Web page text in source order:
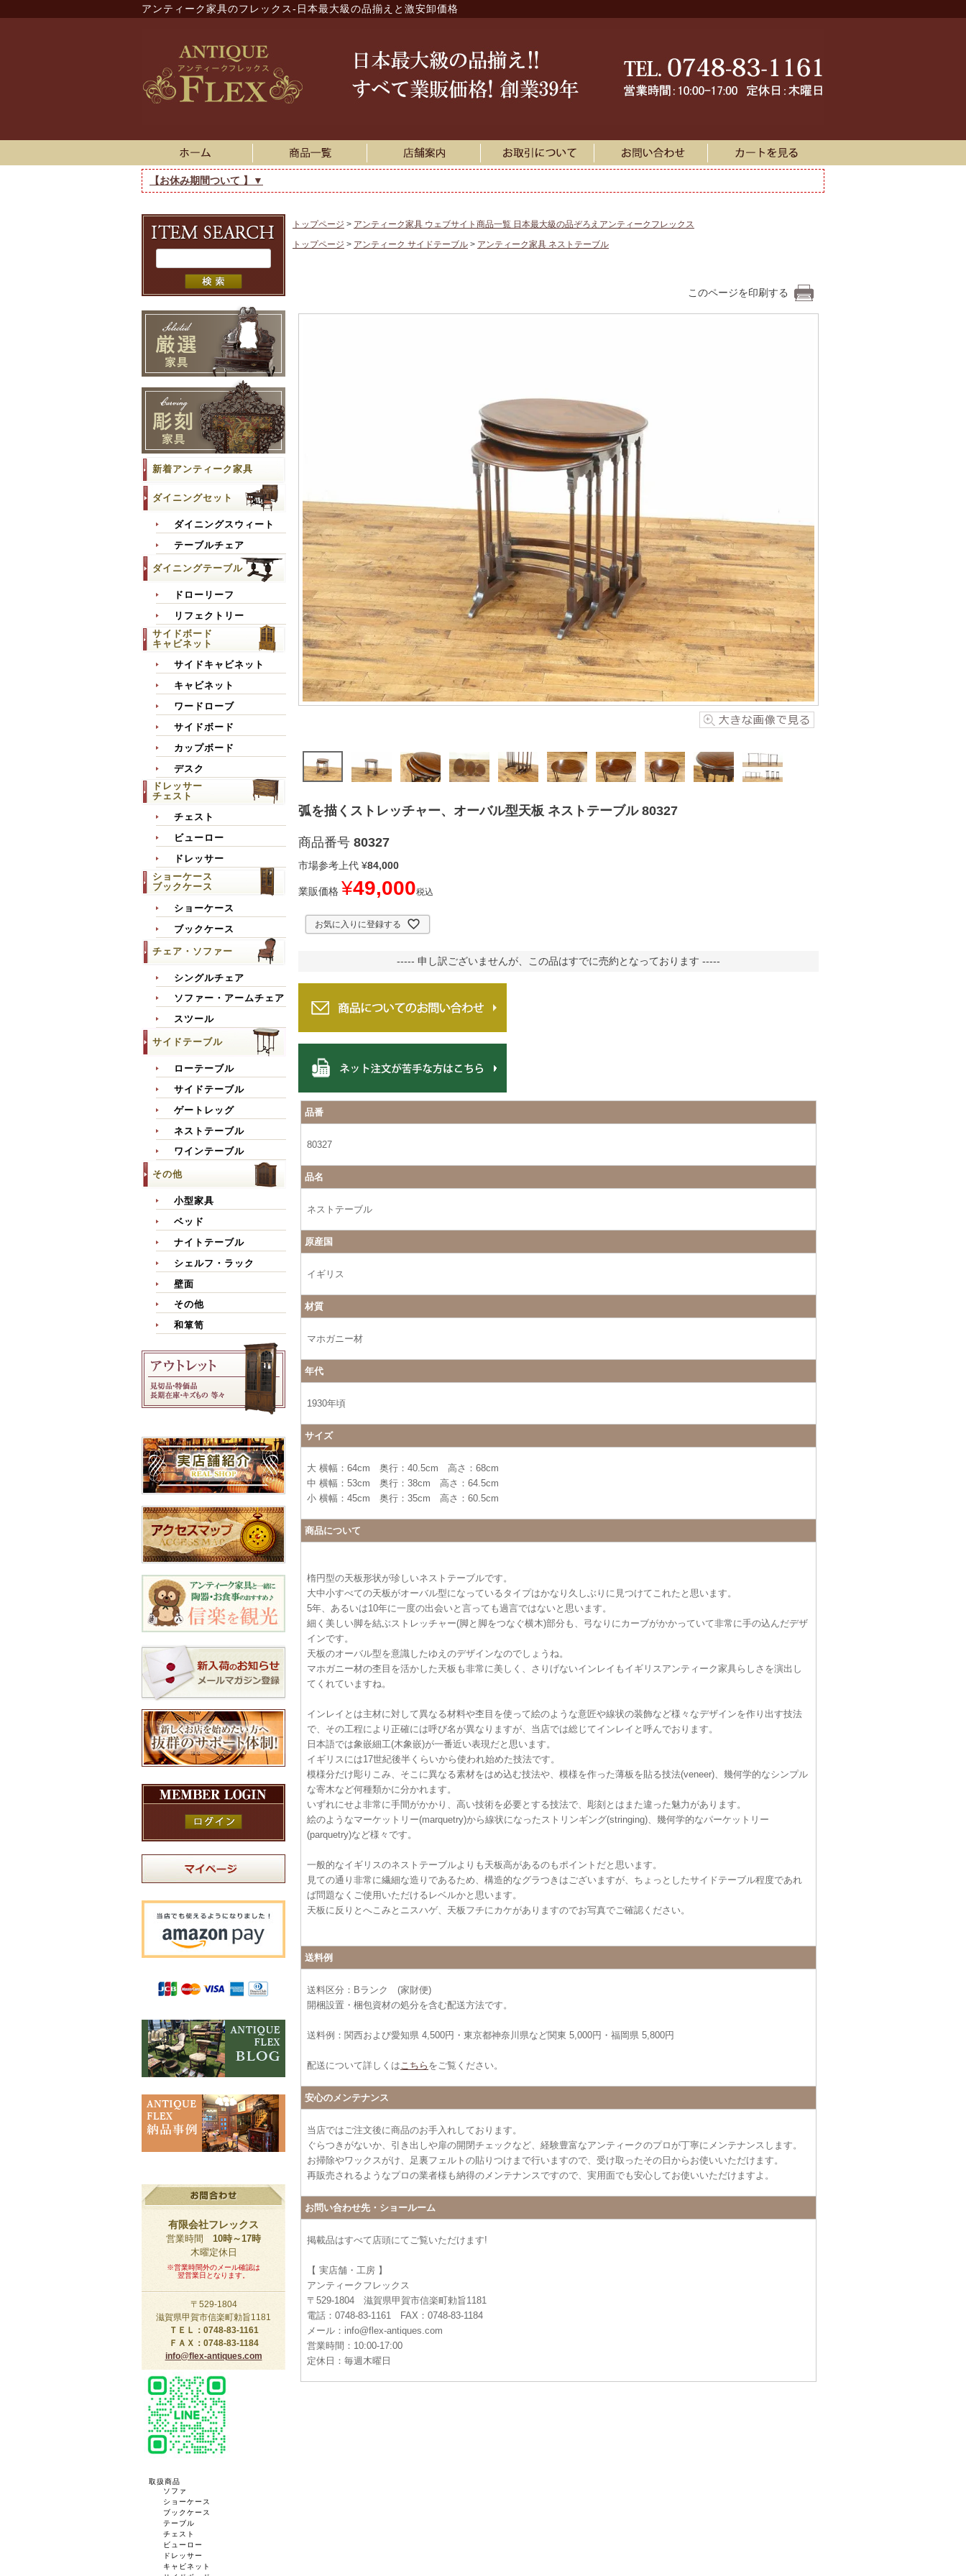
アンティーク家具のフレックス-日本最大級の品揃えと激安卸価格
【お休み期間ついて 】▼
新着アンティーク家具
ダイニングセット
ダイニングスウィート
テーブルチェア
ダイニングテーブル
ドローリーフ
リフェクトリー
サイドボード
キャビネット
サイドキャビネット
キャビネット
ワードローブ
サイドボード
カップボード
デスク
ドレッサー
チェスト
チェスト
ビューロー
ドレッサー
ショーケース
ブックケース
ショーケース
ブックケース
チェア・ソファー
シングルチェア
ソファー・アームチェア
スツール
サイドテーブル
ローテーブル
サイドテーブル
ゲートレッグ
ネストテーブル
ワインテーブル
その他
小型家具
ベッド
ナイトテーブル
シェルフ・ラック
壁面
その他
和箪笥
有限会社フレックス
営業時間 10時～17時
木曜定休日
※営業時間外のメール確認は
翌営業日となります。
〒529-1804
滋賀県甲賀市信楽町勅旨1181
ＴＥＬ：0748-83-1161
ＦＡＸ：0748-83-1184
info@flex-antiques.com
取扱商品
ソファ
ショーケース
ブックケース
テーブル
チェスト
ビューロー
ドレッサー
キャビネット
トップページ
アンティーク家具 ウェブサイト商品一覧 日本最大級の品ぞろえアンティークフレックス
トップページ
アンティーク サイドテーブル アンティーク家具 ネストテーブル
このページを印刷する
弧を描くストレッチャー、オーバル型天板 ネストテーブル 80327
商品番号 80327
市場参考上代 ¥84,000
業販価格 ¥49,000税込
お気に入りに登録する
----- 申し訳ございませんが、この品はすでに売約となっております -----
品番
80327
品名
ネストテーブル
原産国
イギリス
材質
マホガニー材
年代
1930年頃
サイズ
大 横幅：64cm 奥行：40.5cm 高さ：68cm
中 横幅：53cm 奥行：38cm 高さ：64.5cm
小 横幅：45cm 奥行：35cm 高さ：60.5cm
商品について
楕円型の天板形状が珍しいネストテーブルです。
大中小すべての天板がオーバル型になっているタイプはかなり久しぶりに見つけてこれたと思います。
5年、あるいは10年に一度の出会いと言っても過言ではないと思います。
細く美しい脚を結ぶストレッチャー(脚と脚をつなぐ横木)部分も、弓なりにカーブがかかっていて非常に手の込んだデザ
インです。
天板のオーバル型を意識したゆえのデザインなのでしょうね。
マホガニー材の杢目を活かした天板も非常に美しく、さりげないインレイもイギリスアンティーク家具らしさを演出し
てくれていますね。
インレイとは主材に対して異なる材料や杢目を使って絵のような意匠や線状の装飾など様々なデザインを作り出す技法
で、その工程により正確には呼び名が異なりますが、当店では総じてインレイと呼んでおります。
日本語では象嵌細工(木象嵌)が一番近い表現だと思います。
イギリスには17世紀後半くらいから使われ始めた技法です。
模様分だけ彫りこみ、そこに異なる素材をはめ込む技法や、模様を作った薄板を貼る技法(veneer)、幾何学的なシンプル
な寄木など何種類かに分かれます。
いずれにせよ非常に手間がかかり、高い技術を必要とする技法で、彫刻とはまた違った魅力があります。
絵のようなマーケットリー(marquetry)から線状になったストリンギング(stringing)、幾何学的なパーケットリー
(parquetry)など様々です。
一般的なイギリスのネストテーブルよりも天板高があるのもポイントだと思います。
見ての通り非常に繊細な造りであるため、構造的なグラつきはございますが、ちょっとしたサイドテーブル程度であれ
ば問題なくご使用いただけるレベルかと思います。
天板に反りとへこみとニスハゲ、天板フチにカケがありますのでお写真でご確認ください。
送料例
送料区分：Bランク (家財便)
開梱設置・梱包資材の処分を含む配送方法です。
送料例：関西および愛知県 4,500円・東京都神奈川県など関東 5,000円・福岡県 5,800円
配送について詳しくは こちら をご覧ください。
安心のメンテナンス
当店ではご注文後に商品のお手入れしております。
ぐらつきがないか、引き出しや扉の開閉チェックなど、経験豊富なアンティークのプロが丁寧にメンテナンスします。
お掃除やワックスがけ、足裏フェルトの貼りつけまで行いますので、受け取ったその日からお使いいただけます。
再販売されるようなプロの業者様も納得のメンテナンスですので、実用面でも安心してお使いいただけますよ。
お問い合わせ先・ショールーム
掲載品はすべて店頭にてご覧いただけます!
【 実店舗・工房 】
アンティークフレックス
〒529-1804 滋賀県甲賀市信楽町勅旨1181
電話：0748-83-1161 FAX：0748-83-1184
メール：info@flex-antiques.com
営業時間：10:00-17:00
定休日：毎週木曜日